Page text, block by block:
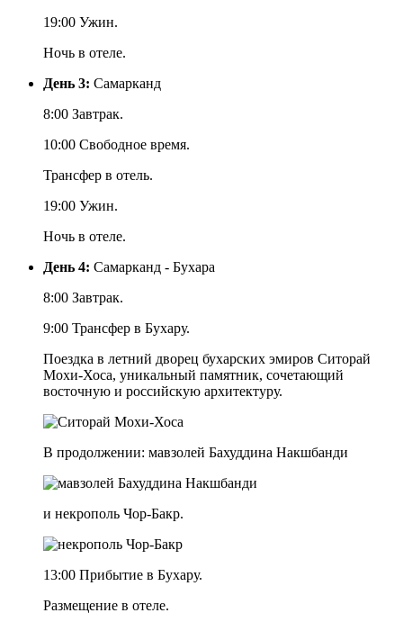
19:00 Ужин.
Ночь в отеле.
День 3: Самарканд
8:00 Завтрак.
10:00 Свободное время.
Трансфер в отель.
19:00 Ужин.
Ночь в отеле.
День 4: Самарканд - Бухара
8:00 Завтрак.
9:00 Трансфер в Бухару.
Поездка в летний дворец бухарских эмиров Ситорай
Мохи-Хоса, уникальный памятник, сочетающий
восточную и российскую архитектуру.
В продолжении: мавзолей Бахуддина Накшбанди
и некрополь Чор-Бакр.
13:00 Прибытие в Бухару.
Размещение в отеле.